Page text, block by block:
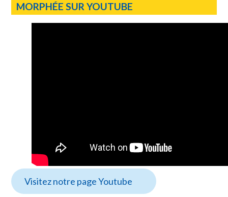
MORPHÉE SUR YOUTUBE
Visitez notre page Youtube